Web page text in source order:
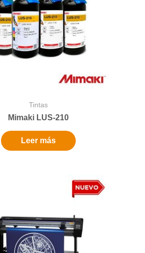
Tintas
Mimaki LUS-210
Leer más